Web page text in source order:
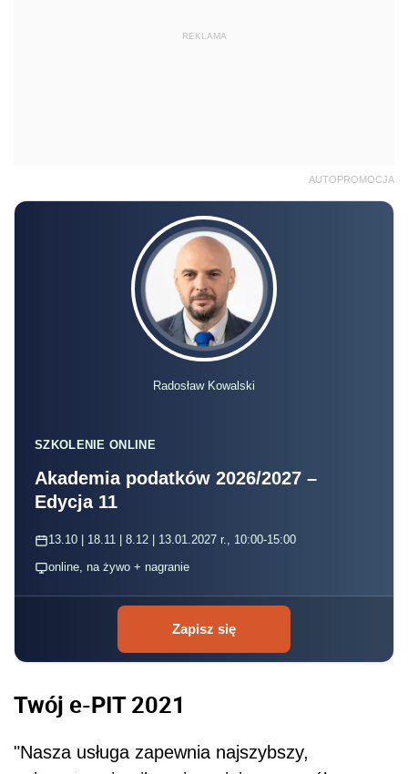
REKLAMA
AUTOPROMOCJA
Radosław Kowalski
SZKOLENIE ONLINE
Akademia podatków 2026/2027 –
Edycja 11
13.10 | 18.11 | 8.12 | 13.01.2027 r., 10:00-15:00
online, na żywo + nagranie
Zapisz się
Twój e-PIT 2021
"Nasza usługa zapewnia najszybszy,